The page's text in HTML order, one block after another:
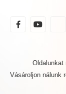
Oldalunkat
Vásároljon nálunk